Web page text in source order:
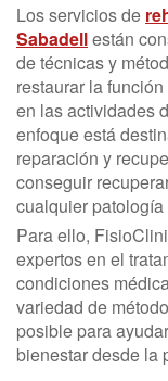
Los servicios de
Sabadellestán
de técnicas y
restaurar la
en las actividades
enfoque está
reparación y
conseguir
cualquier patología
Para ello,
expertos en el
condiciones
variedad de
posible para
bienestar desde la